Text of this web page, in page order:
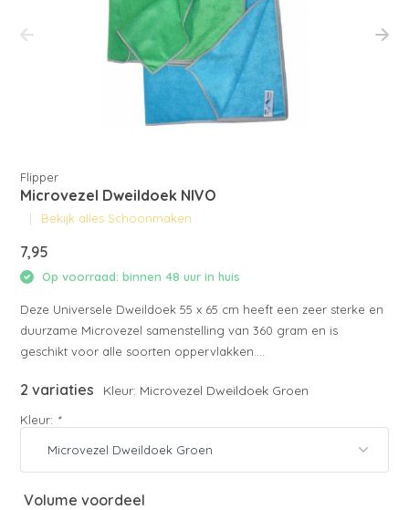
Flipper
Microvezel Dweildoek NIVO
Bekijk alles Schoonmaken
7,95
Op voorraad: binnen 48 uur in huis
Deze Universele Dweildoek 55 x 65 cm heeft een zeer sterke en
duurzame Microvezel samenstelling van 360 gram en is
geschikt voor alle soorten oppervlakken....
2 variaties Kleur: Microvezel Dweildoek Groen
Kleur: *
Volume voordeel